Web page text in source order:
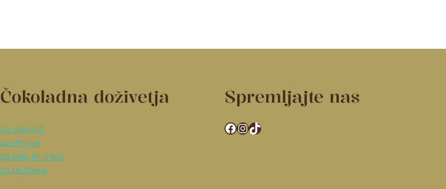
Čokoladna doživetja
za odrasle
za otroke
za šole in vrtce
za podjetja
Spremljajte nas
Facebook
Instagram
TikTok